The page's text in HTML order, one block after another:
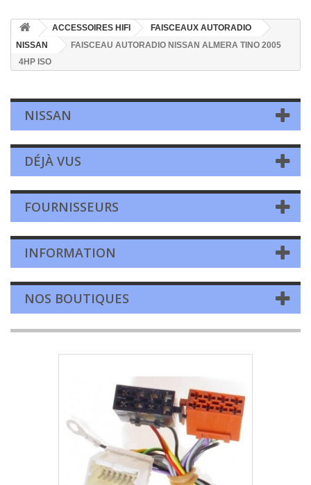
ACCESSOIRES HIFI
FAISCEAUX AUTORADIO
NISSAN
FAISCEAU AUTORADIO NISSAN ALMERA TINO 2005
4HP ISO
NISSAN
DÉJÀ VUS
FOURNISSEURS
INFORMATION
NOS BOUTIQUES